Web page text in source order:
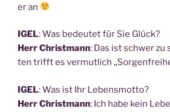
er an
IGEL: Was bedeu­tet für Sie Glück?
Herr Christ­mann: Das ist schwer
ten trifft es ver­mut­lich
IGEL: Was ist Ihr Lebensmotto?
Herr Christ­mann: Ich habe kein